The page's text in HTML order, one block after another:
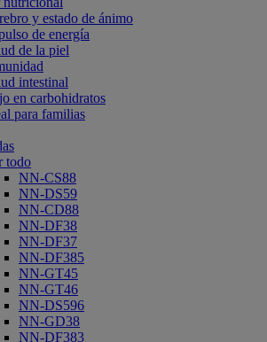
y estado de ánimo
de energía
de la piel
intestinal
en carbohidratos
para familias
todo
NN-CS88
NN-DS59
NN-CD88
NN-DF38
NN-DF37
NN-DF385
NN-GT45
NN-GT46
NN-DS596
NN-GD38
NN-DF383